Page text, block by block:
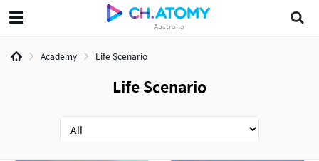
Australia
Academy Life Scenario
Life Scenario